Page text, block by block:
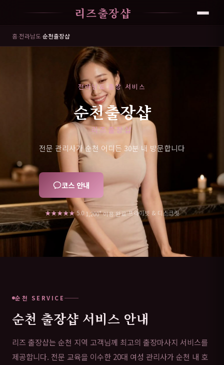
리즈출장샵
홈›전라남도›순천출장샵
전라남도 출장 서비스
순천출장샵
리즈출장샵
전문 관리사가 순천 어디든 30분 내 방문합니다
코스 안내
★★★★★5.0| 1,200+이용 완료|프라이빗 & 디스크릿
순천 SERVICE
순천 출장샵 서비스 안내
리즈 출장샵는 순천 지역 고객님께 최고의 출장마사지 서비스를
제공합니다. 전문 교육을 이수한 20대 여성 관리사가 순천 내 호